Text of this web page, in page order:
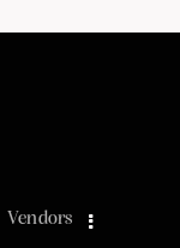
Vendors